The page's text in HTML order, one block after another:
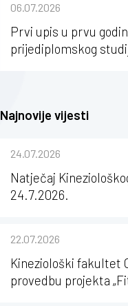
Strossmayera u
06.07.2026
Prvi upis u prvu
prijediplomskog
Najnovije vijesti
24.07.2026
Natječaj
24.7.2026.
22.07.2026
Kineziološki fakultet
provedbu projekta